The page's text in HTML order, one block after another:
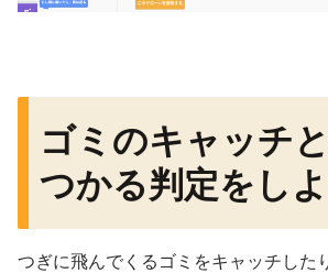
ゴミのキャッチ
つかる判定をし
つぎに飛んでくるゴミをキャッチした